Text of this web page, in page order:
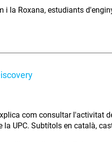
i la Roxana, estudiants
com consultar l'activitat
la UPC. Subtítols en català,